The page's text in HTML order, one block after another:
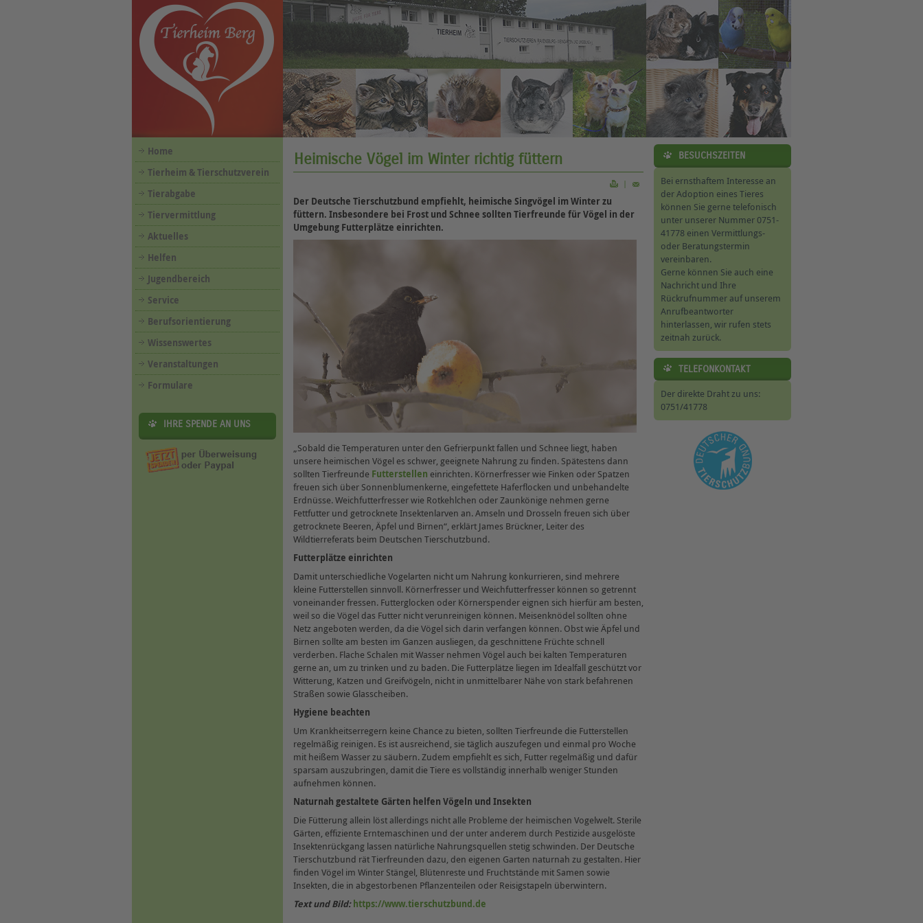
Home
Tierheim & Tierschutzverein
Tierabgabe
Tiervermittlung
Aktuelles
Helfen
Jugendbereich
Service
Berufsorientierung
Wissenswertes
Veranstaltungen
Formulare
IHRE SPENDE AN UNS
Heimische Vögel im Winter richtig füttern
|
Der Deutsche Tierschutzbund empfiehlt, heimische Singvögel im Winter zu
füttern. Insbesondere bei Frost und Schnee sollten Tierfreunde für Vögel in der
Umgebung Futterplätze einrichten.
„Sobald die Temperaturen unter den Gefrierpunkt fallen und Schnee liegt, haben
unsere heimischen Vögel es schwer, geeignete Nahrung zu finden. Spätestens dann
sollten Tierfreunde Futterstellen einrichten. Körnerfresser wie Finken oder Spatzen
freuen sich über Sonnenblumenkerne, eingefettete Haferflocken und unbehandelte
Erdnüsse. Weichfutterfresser wie Rotkehlchen oder Zaunkönige nehmen gerne
Fettfutter und getrocknete Insektenlarven an. Amseln und Drosseln freuen sich über
getrocknete Beeren, Äpfel und Birnen“, erklärt James Brückner, Leiter des
Wildtierreferats beim Deutschen Tierschutzbund.
Futterplätze einrichten
Damit unterschiedliche Vogelarten nicht um Nahrung konkurrieren, sind mehrere
kleine Futterstellen sinnvoll. Körnerfresser und Weichfutterfresser können so getrennt
voneinander fressen. Futterglocken oder Körnerspender eignen sich hierfür am besten,
weil so die Vögel das Futter nicht verunreinigen können. Meisenknödel sollten ohne
Netz angeboten werden, da die Vögel sich darin verfangen können. Obst wie Äpfel und
Birnen sollte am besten im Ganzen ausliegen, da geschnittene Früchte schnell
verderben. Flache Schalen mit Wasser nehmen Vögel auch bei kalten Temperaturen
gerne an, um zu trinken und zu baden. Die Futterplätze liegen im Idealfall geschützt vor
Witterung, Katzen und Greifvögeln, nicht in unmittelbarer Nähe von stark befahrenen
Straßen sowie Glasscheiben.
Hygiene beachten
Um Krankheitserregern keine Chance zu bieten, sollten Tierfreunde die Futterstellen
regelmäßig reinigen. Es ist ausreichend, sie täglich auszufegen und einmal pro Woche
mit heißem Wasser zu säubern. Zudem empfiehlt es sich, Futter regelmäßig und dafür
sparsam auszubringen, damit die Tiere es vollständig innerhalb weniger Stunden
aufnehmen können.
Naturnah gestaltete Gärten helfen Vögeln und Insekten
Die Fütterung allein löst allerdings nicht alle Probleme der heimischen Vogelwelt. Sterile
Gärten, effiziente Erntemaschinen und der unter anderem durch Pestizide ausgelöste
Insektenrückgang lassen natürliche Nahrungsquellen stetig schwinden. Der Deutsche
Tierschutzbund rät Tierfreunden dazu, den eigenen Garten naturnah zu gestalten. Hier
finden Vögel im Winter Stängel, Blütenreste und Fruchtstände mit Samen sowie
Insekten, die in abgestorbenen Pflanzenteilen oder Reisigstapeln überwintern.
Text und Bild: https://www.tierschutzbund.de
BESUCHSZEITEN
Bei ernsthaftem Interesse an
der Adoption eines Tieres
können Sie gerne telefonisch
unter unserer Nummer 0751-
41778 einen Vermittlungs-
oder Beratungstermin
vereinbaren.
Gerne können Sie auch eine
Nachricht und Ihre
Rückrufnummer auf unserem
Anrufbeantworter
hinterlassen, wir rufen stets
zeitnah zurück.
TELEFONKONTAKT
Der direkte Draht zu uns:
0751/41778